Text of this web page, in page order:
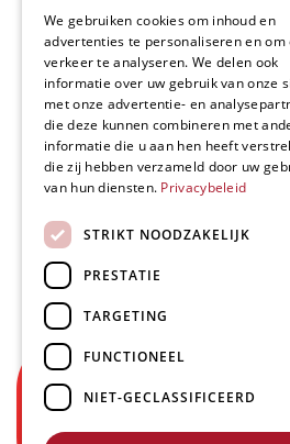
L&D
Noorwegenstraat 29D,
9940
09 253 49 57-
BE
Volg ons
-Algemene
B2B-leveringen in België,
We gebruiken cookies om inhoud en
advertenties te personaliseren en om
verkeer te analyseren. We delen ook
informatie over uw gebruik van onze
met onze advertentie- en
die deze kunnen combineren met
informatie die u aan hen heeft
die zij hebben verzameld door uw
van hun diensten. Privacybeleid
STRIKT NOODZAKELIJK
PRESTATIE
TARGETING
FUNCTIONEEL
NIET-GECLASSIFICEERD